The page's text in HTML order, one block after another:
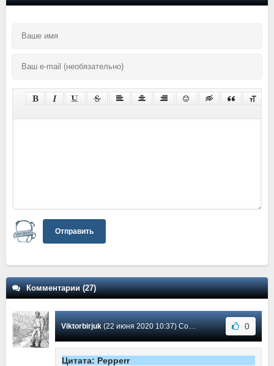
Отправить
Комментарии (27)
Viktorbirjuk(22 июня 2020 10:37) Сообщение #22 0
Цитата: Pepperr